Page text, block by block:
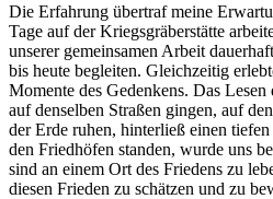
Die Erfahrung übertraf meine
Tage auf der Kriegsgräberstätte
unserer gemeinsamen Arbeit
bis heute begleiten. Gleichzeitig
Momente des Gedenkens. Das
auf denselben Straßen gingen, auf
der Erde ruhen, hinterließ einen
den Friedhöfen standen, wurde uns
sind an einem Ort des Friedens zu
diesen Frieden zu schätzen und zu